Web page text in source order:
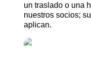
un traslado o una
nuestros socios;
aplican.